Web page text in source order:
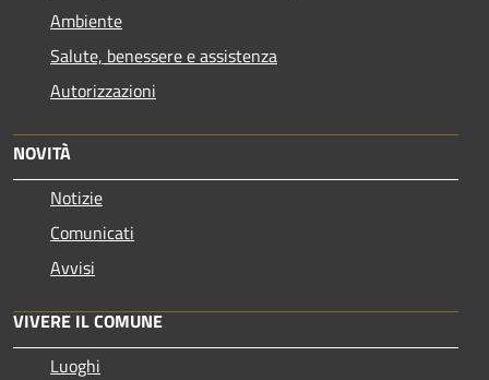
Ambiente
Salute, benessere e assistenza
Autorizzazioni
NOVITÀ
Notizie
Comunicati
Avvisi
VIVERE IL COMUNE
Luoghi